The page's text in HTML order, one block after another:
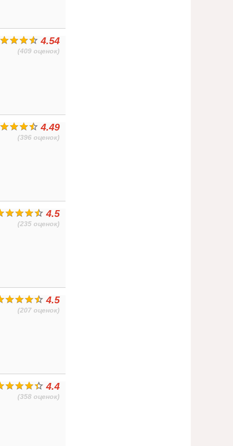
4.54
(409 оценок)
4.49
(396 оценок)
4.5
(235 оценок)
4.5
(207 оценок)
4.4
(358 оценок)